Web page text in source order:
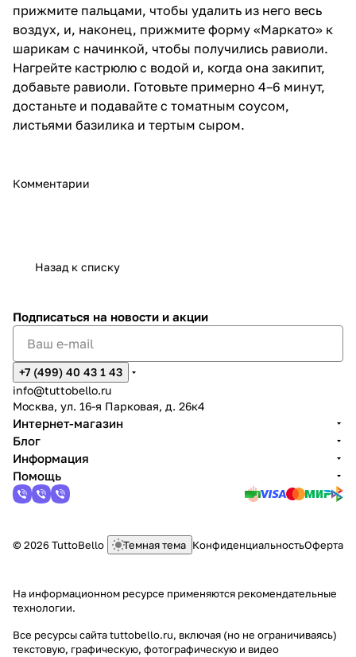
прижмите пальцами, чтобы удалить из него весь
воздух, и, наконец, прижмите форму «Маркато» к
шарикам с начинкой, чтобы получились равиоли.
Нагрейте кастрюлю с водой и, когда она закипит,
добавьте равиоли. Готовьте примерно 4–6 минут,
достаньте и подавайте с томатным соусом,
листьями базилика и тертым сыром.
Комментарии
Назад к списку
Подписаться на новости и акции
+7 (499) 40 43 1 43
info@tuttobello.ru
Москва, ул. 16-я Парковая, д. 26к4
Интернет-магазин
Блог
Информация
Помощь
© 2026 TuttoBello Темная тема КонфиденциальностьОферта
На информационном ресурсе применяются рекомендательные
технологии.
Все ресурсы сайта tuttobello.ru, включая (но не ограничиваясь)
текстовую, графическую, фотографическую и видео